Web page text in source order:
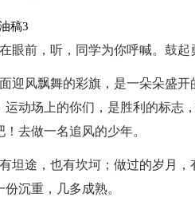
稿3
眼前，听，同学为你呼喊。鼓起
迎风飘舞的彩旗，是一朵朵盛
运动场上的你们，是胜利的标志
去做一名追风的少年。
坦途，也有坎坷；做过的岁月
沉重，几多成熟。